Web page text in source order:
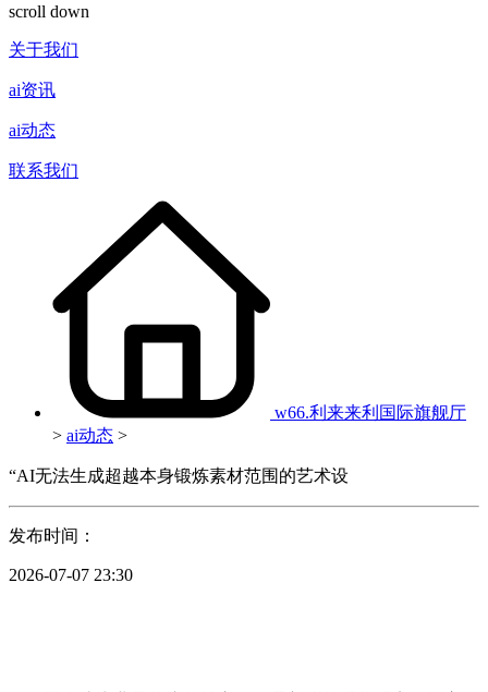
scroll down
关于我们
ai资讯
ai动态
联系我们
w66.利来来利国际旗舰厅
> ai动态 >
“AI无法生成超越本身锻炼素材范围的艺术设
发布时间：
2026-07-07 23:30